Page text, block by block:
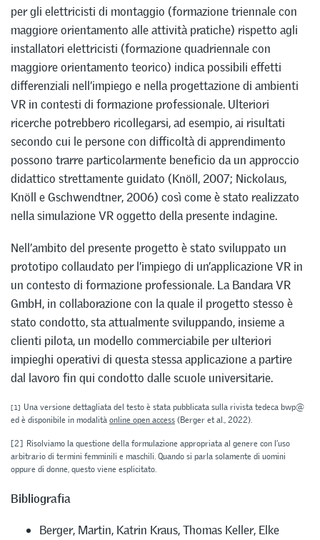
per gli elettricisti di montaggio (formazione triennale con
maggiore orientamento alle attività pratiche) rispetto agli
installatori elettricisti (formazione quadriennale con
maggiore orientamento teorico) indica possibili effetti
differenziali nell’impiego e nella progettazione di ambienti
VR in contesti di formazione professionale. Ulteriori
ricerche potrebbero ricollegarsi, ad esempio, ai risultati
secondo cui le persone con difficoltà di apprendimento
possono trarre particolarmente beneficio da un approccio
didattico strettamente guidato (Knöll, 2007; Nickolaus,
Knöll e Gschwendtner, 2006) così come è stato realizzato
nella simulazione VR oggetto della presente indagine.
Nell’ambito del presente progetto è stato sviluppato un
prototipo collaudato per l’impiego di un’applicazione VR in
un contesto di formazione professionale. La Bandara VR
GmbH, in collaborazione con la quale il progetto stesso è
stato condotto, sta attualmente sviluppando, insieme a
clienti pilota, un modello commerciabile per ulteriori
impieghi operativi di questa stessa applicazione a partire
dal lavoro fin qui condotto dalle scuole universitarie.
[1] Una versione dettagliata del testo è stata pubblicata sulla rivista tedeca bwp@
ed è disponibile in modalitàonline open access(Berger et al., 2022).
[2] Risolviamo la questione della formulazione appropriata al genere con l’uso
arbitrario di termini femminili e maschili. Quando si parla solamente di uomini
oppure di donne, questo viene esplicitato.
Bibliografia
Berger, Martin, Katrin Kraus, Thomas Keller, Elke